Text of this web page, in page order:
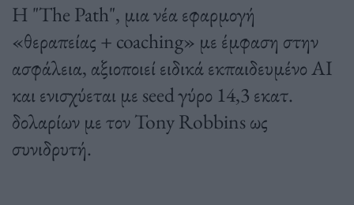
Η "The Path", μια νέα εφαρμογή
«θεραπείας + coaching» με έμφαση στην
ασφάλεια, αξιοποιεί ειδικά εκπαιδευμένο AI
και ενισχύεται με seed γύρο 14,3 εκατ.
δολαρίων με τον Tony Robbins ως
συνιδρυτή.